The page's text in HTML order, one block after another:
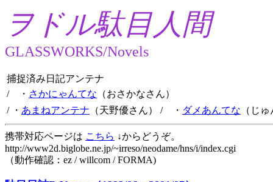
ヲドル駄目人間
GLASSWORKS/Novels
捕捉済み日記アンテナ
/ ・ さかにゃんてな （おさかなさん）
/ ・ あまねアンテナ （天野優さん） / ・ ダメあんてな （じ
携帯対応ページは こちら ↓からどうぞ。
http://www2d.biglobe.ne.jp/~irreso/neodame/hns/i/index.cgi
（動作確認：ez / willcom / FORMA)